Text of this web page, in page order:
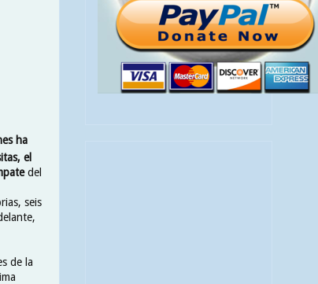
ha
el
del
seis
de la